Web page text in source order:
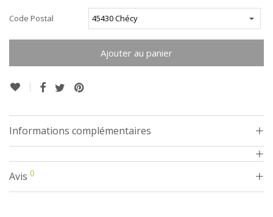
Code Postal
Ajouter au panier
Informations complémentaires
Avis 0